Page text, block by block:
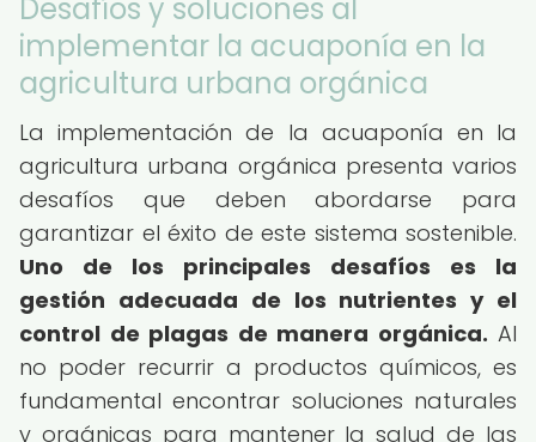
Desafíos y soluciones al
implementar la acuaponía en la
agricultura urbana orgánica
La implementación de la acuaponía en la
agricultura urbana orgánica presenta varios
desafíos que deben abordarse para
garantizar el éxito de este sistema sostenible.
Uno de los principales desafíos es la
gestión adecuada de los nutrientes y el
control de plagas de manera orgánica. Al
no poder recurrir a productos químicos, es
fundamental encontrar soluciones naturales
y orgánicas para mantener la salud de las